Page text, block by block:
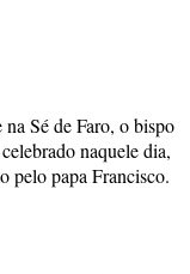
Sé de Faro, o bispo
naquele dia,
pelo papa Francisco.